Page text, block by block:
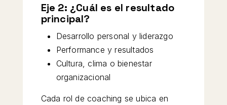
Eje 2: ¿Cuál es el resultado
principal?
Desarrollo personal y liderazgo
Performance y resultados
Cultura, clima o bienestar
organizacional
Cada rol de coaching se ubica en